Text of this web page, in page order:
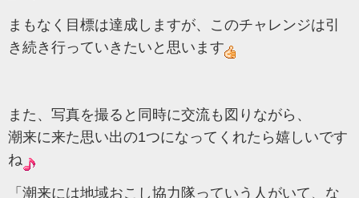
まもなく目標は達成しますが、このチャレンジは引
き続き行っていきたいと思います
また、写真を撮ると同時に交流も図りながら、
潮来に来た思い出の1つになってくれたら嬉しいです
ね
「潮来には地域おこし協力隊っていう人がいて、な